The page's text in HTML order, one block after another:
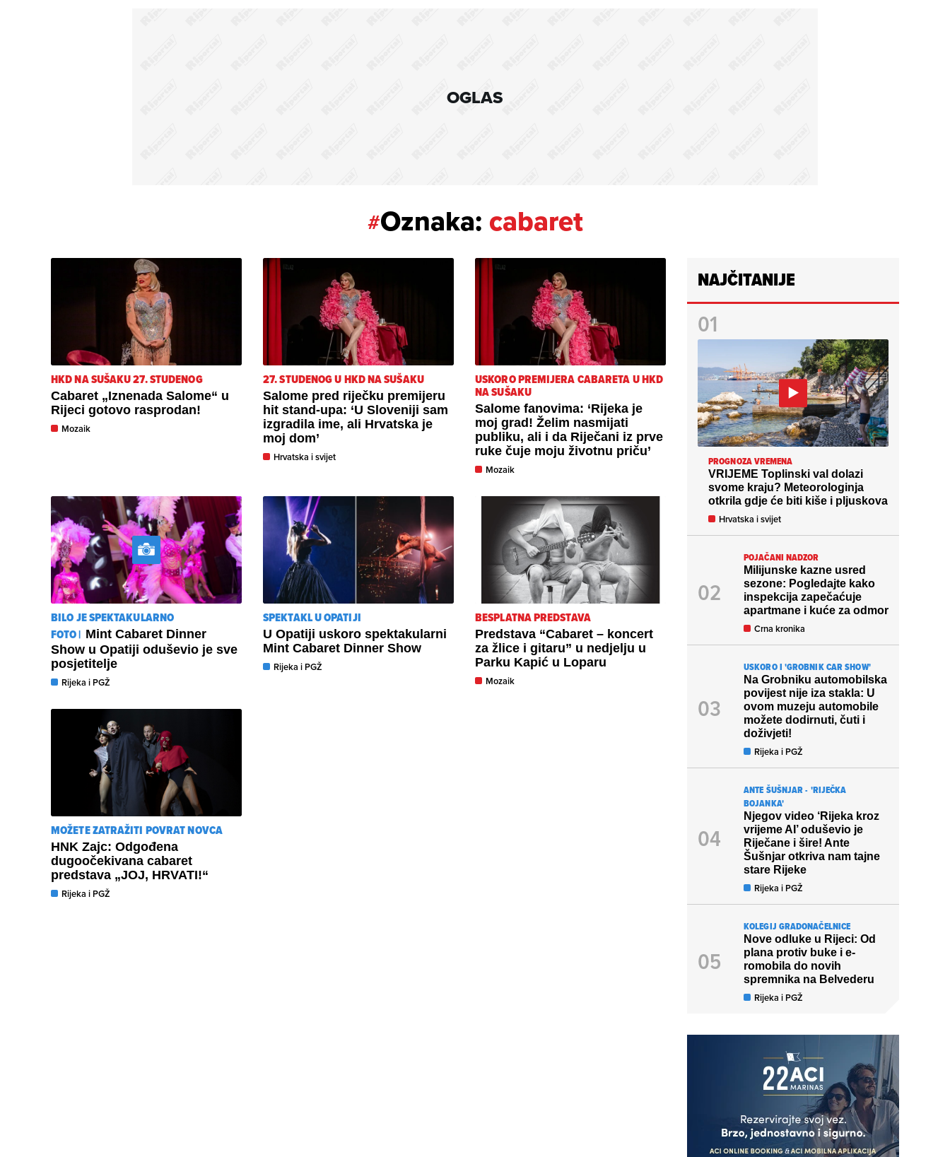
OGLAS
#Oznaka: cabaret
HKD NA SUŠAKU 27. STUDENOG
Cabaret „Iznenada Salome“ u
Rijeci gotovo rasprodan!
Mozaik
27. STUDENOG U HKD NA SUŠAKU
Salome pred riječku premijeru
hit stand-upa: ‘U Sloveniji sam
izgradila ime, ali Hrvatska je
moj dom’
Hrvatska i svijet
USKORO PREMIJERA CABARETA U HKD
NA SUŠAKU
Salome fanovima: ‘Rijeka je
moj grad! Želim nasmijati
publiku, ali i da Riječani iz prve
ruke čuje moju životnu priču’
Mozaik
BILO JE SPEKTAKULARNO
FOTO | Mint Cabaret Dinner
Show u Opatiji oduševio je sve
posjetitelje
Rijeka i PGŽ
SPEKTAKL U OPATIJI
U Opatiji uskoro spektakularni
Mint Cabaret Dinner Show
Rijeka i PGŽ
BESPLATNA PREDSTAVA
Predstava “Cabaret – koncert
za žlice i gitaru” u nedjelju u
Parku Kapić u Loparu
Mozaik
MOŽETE ZATRAŽITI POVRAT NOVCA
HNK Zajc: Odgođena
dugoočekivana cabaret
predstava „JOJ, HRVATI!“
Rijeka i PGŽ
NAJČITANIJE
PROGNOZA VREMENA
VRIJEME Toplinski val dolazi
svome kraju? Meteorologinja
otkrila gdje će biti kiše i pljuskova
Hrvatska i svijet
POJAČANI NADZOR
Milijunske kazne usred
sezone: Pogledajte kako
inspekcija zapečaćuje
apartmane i kuće za odmor
Crna kronika
USKORO I 'GROBNIK CAR SHOW'
Na Grobniku automobilska
povijest nije iza stakla: U
ovom muzeju automobile
možete dodirnuti, čuti i
doživjeti!
Rijeka i PGŽ
ANTE ŠUŠNJAR - 'RIJEČKA
BOJANKA'
Njegov video ‘Rijeka kroz
vrijeme AI’ oduševio je
Riječane i šire! Ante
Šušnjar otkriva nam tajne
stare Rijeke
Rijeka i PGŽ
KOLEGIJ GRADONAČELNICE
Nove odluke u Rijeci: Od
plana protiv buke i e-
romobila do novih
spremnika na Belvederu
Rijeka i PGŽ